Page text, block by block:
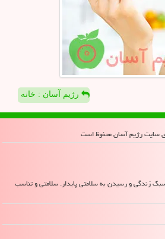
رژیم آسان : خانه
زندگی و رسیدن به سلامتی پایدار. سلامتی و تناسب